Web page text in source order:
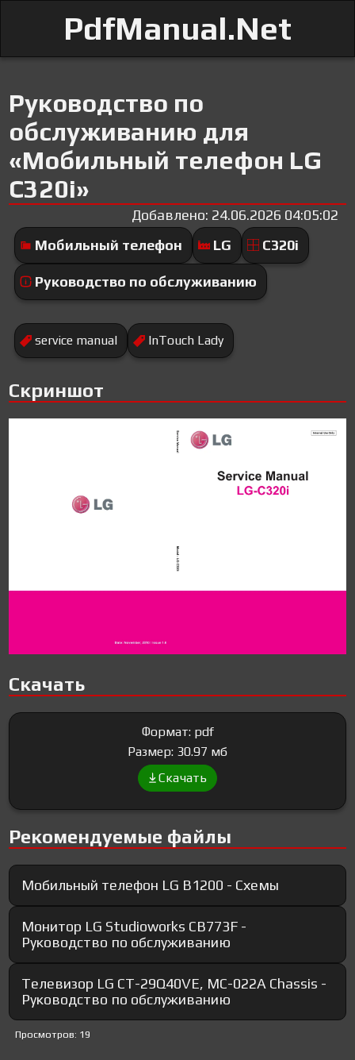
PdfManual.Net
Руководство по
обслуживанию для
«Мобильный телефон LG
C320i»
Добавлено: 24.06.2026 04:05:02
Мобильный телефон
LG C320i
Руководство по обслуживанию
service manual InTouch Lady
Скриншот
Скачать
Формат: pdf
Размер: 30.97 мб
Скачать
Рекомендуемые файлы
Мобильный телефон LG B1200 - Схемы
Монитор LG Studioworks CB773F -
Руководство по обслуживанию
Телевизор LG CT-29Q40VE, MC-022A Chassis -
Руководство по обслуживанию
Просмотров: 19